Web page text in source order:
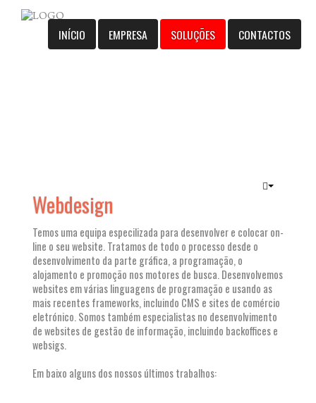
INÍCIO EMPRESA SOLUÇÕES CONTACTOS
Webdesign
Temos uma equipa especilizada para desenvolver e colocar on-
line o seu website. Tratamos de todo o processo desde o
desenvolvimento da parte gráfica, a programação, o
alojamento e promoção nos motores de busca. Desenvolvemos
websites em várias linguagens de programação e usando as
mais recentes frameworks, incluindo CMS e sites de comércio
eletrónico. Somos também especialistas no desenvolvimento
de websites de gestão de informação, incluindo backoffices e
websigs.
Em baixo alguns dos nossos últimos trabalhos: